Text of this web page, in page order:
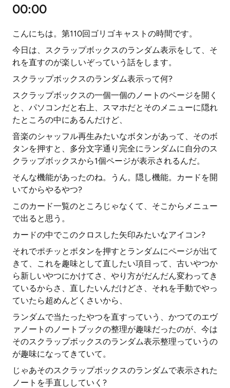
00:00
こんにちは。第110回ゴリゴキャストの時間です。
今日は、スクラップボックスのランダム表示をして、そ
れを直すのが楽しいぞっていう話をします。
スクラップボックスのランダム表示って何?
スクラップボックスの一個一個のノートのページを開く
と、パソコンだと右上、スマホだとそのメニューに隠れ
たところの中にあるんだけど、
音楽のシャッフル再生みたいなボタンがあって、そのボ
タンを押すと、多分文字通り完全にランダムに自分のス
クラップボックスから1個ページが表示されるんだ。
そんな機能があったのね。うん。隠し機能。カードを開
いてからやるやつ?
このカード一覧のところじゃなくて、そこからメニュー
で出ると思う。
カードの中でこのクロスした矢印みたいなアイコン?
それでポチッとボタンを押すとランダムにページが出て
きて、これを趣味として直したい項目って、古いやつか
ら新しいやつにかけてさ、やり方がだんだん変わってき
ているからさ、直したいんだけどさ、それを手動でやっ
ていたら超めんどくさいから、
ランダムで当たったやつを直すっていう、かつてのエヴ
ァノートのノートブックの整理が趣味だったのが、今は
そのスクラップボックスのランダム表示整理っていうの
が趣味になってきていて。
じゃあそのスクラップボックスのランダムで表示された
ノートを手直ししていく?